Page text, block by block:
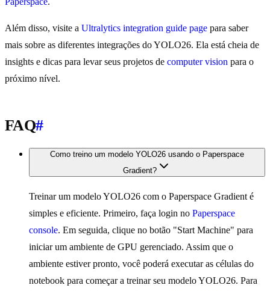
Além disso, visite a Ultralytics integration guide page para saber
mais sobre as diferentes integrações do YOLO26. Ela está cheia de
insights e dicas para levar seus projetos de computer vision para o
próximo nível.
FAQ#
Como treino um modelo YOLO26 usando o Paperspace
Gradient?
Treinar um modelo YOLO26 com o Paperspace Gradient é
simples e eficiente. Primeiro, faça login no Paperspace
console. Em seguida, clique no botão "Start Machine" para
iniciar um ambiente de GPU gerenciado. Assim que o
ambiente estiver pronto, você poderá executar as células do
notebook para começar a treinar seu modelo YOLO26. Para